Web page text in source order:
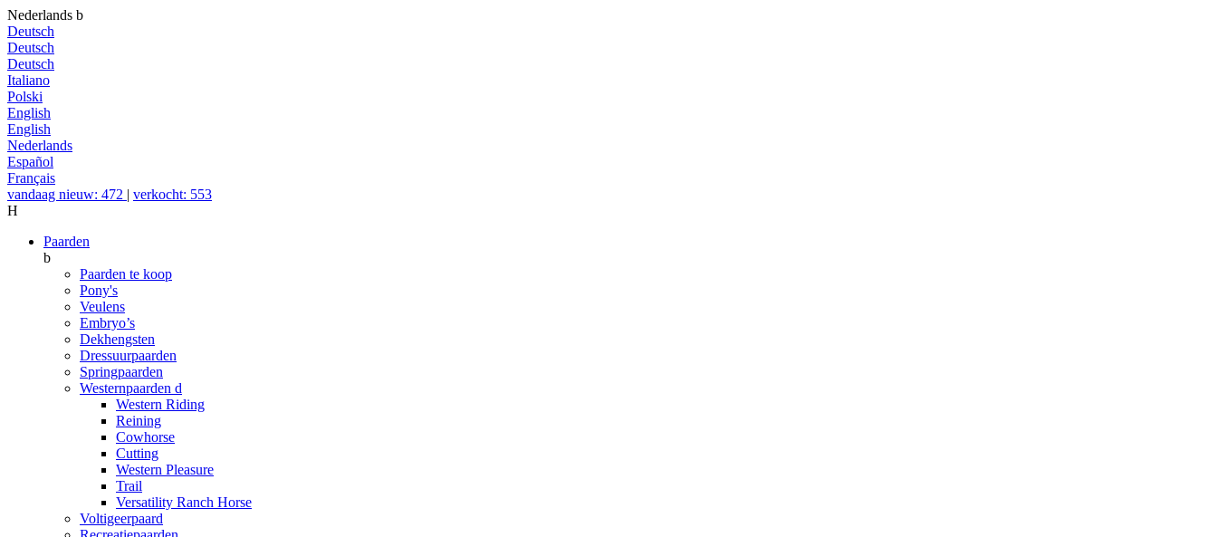
Nederlands b
Deutsch
Deutsch
Deutsch
Italiano
Polski
English
English
Nederlands
Español
Français
vandaag nieuw: 472 | verkocht: 553
H
Paarden
b
Paarden te koop
Pony's
Veulens
Embryo’s
Dekhengsten
Dressuurpaarden
Springpaarden
Westernpaarden d
Western Riding
Reining
Cowhorse
Cutting
Western Pleasure
Trail
Versatility Ranch Horse
Voltigeerpaard